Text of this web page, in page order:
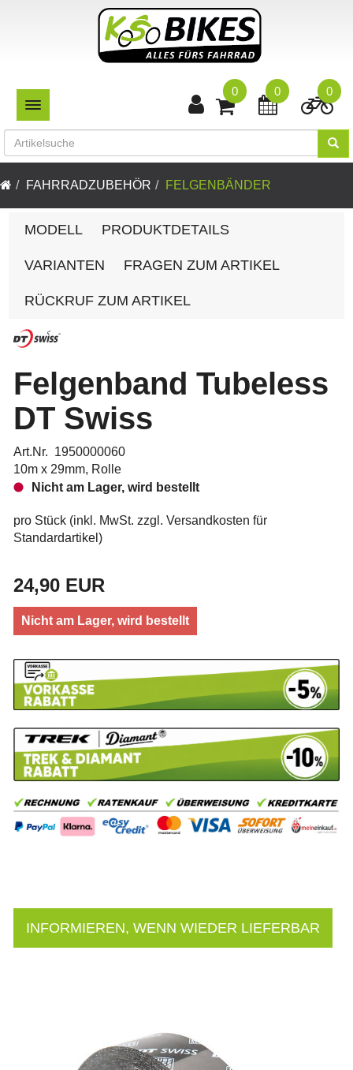
TOGGLE NAVIGATION
0
0
0
FAHRRADZUBEHÖR FELGENBÄNDER
MODELL PRODUKTDETAILS
VARIANTEN FRAGEN ZUM ARTIKEL
RÜCKRUF ZUM ARTIKEL
Felgenband Tubeless
DT Swiss
Art.Nr. 1950000060
10m x 29mm, Rolle
Nicht am Lager, wird bestellt
pro Stück (inkl. MwSt. zzgl. Versandkosten für
Standardartikel )
24,90 EUR
Nicht am Lager, wird bestellt
INFORMIEREN, WENN WIEDER LIEFERBAR